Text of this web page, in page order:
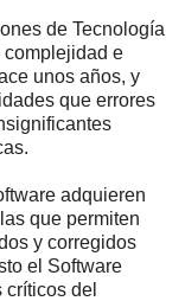
de Tecnología
complejidad e
unos años, y
que errores
adquieren
que permiten
y corregidos
el Software
del